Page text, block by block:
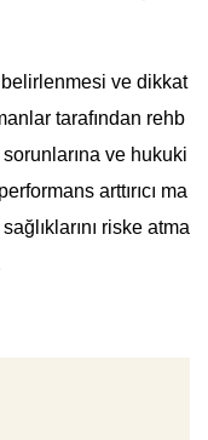
ve dikkat
tarafından rehb
ve hukuki
arttırıcı ma
riske atma